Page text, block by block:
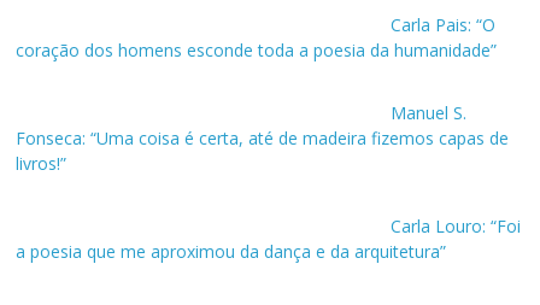
Carla Pais: “O
coração dos homens esconde toda a poesia da humanidade”
Manuel S.
Fonseca: “Uma coisa é certa, até de madeira fizemos capas de
livros!”
Carla Louro: “Foi
a poesia que me aproximou da dança e da arquitetura”